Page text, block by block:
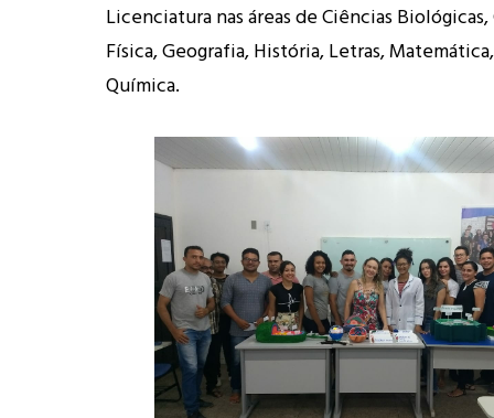
Licenciatura nas áreas de Ciências
Física, Geografia, História, Letras,
Química.